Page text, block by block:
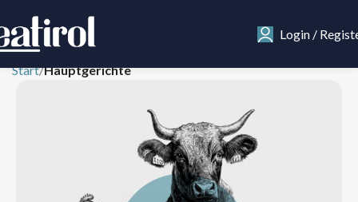
Login /
Start Hauptgerichte